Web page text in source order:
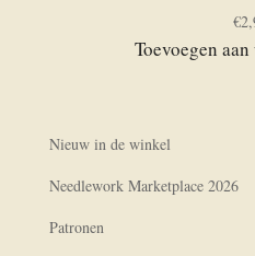
€
Toevoegen
Nieuw in de winkel
Needlework Marketplace 2026
Patronen